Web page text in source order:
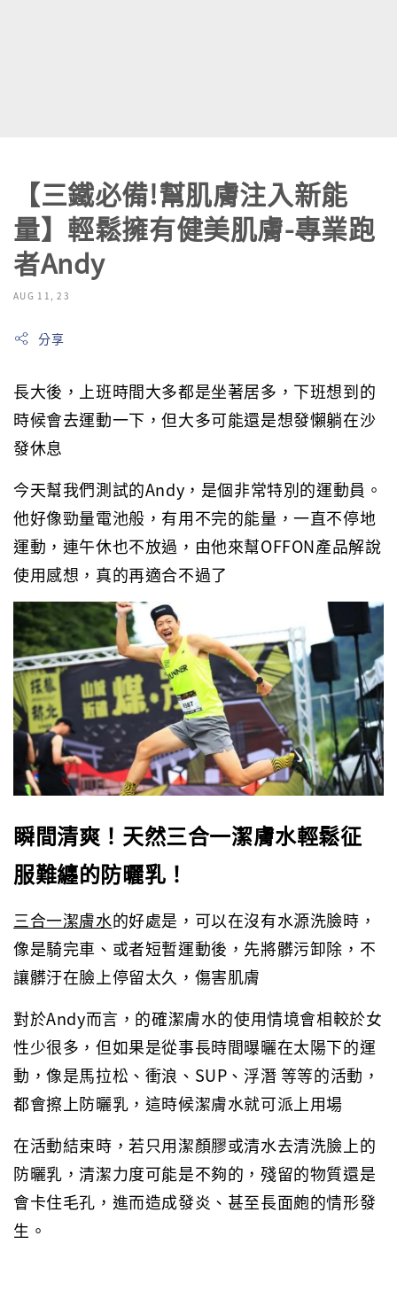
【三鐵必備!幫肌膚注入新能
量】輕鬆擁有健美肌膚-專業跑
者Andy
AUG 11, 23
分享
長大後，上班時間大多都是坐著居多，下班想到的
時候會去運動一下，但大多可能還是想發懶躺在沙
發休息
今天幫我們測試的Andy，是個非常特別的運動員。
他好像勁量電池般，有用不完的能量，一直不停地
運動，連午休也不放過，由他來幫OFFON產品解說
使用感想，真的再適合不過了
瞬間清爽！天然三合一潔膚水輕鬆征
服難纏的防曬乳！
三合一潔膚水的好處是，可以在沒有水源洗臉時，
像是騎完車、或者短暫運動後，先將髒污卸除，不
讓髒汙在臉上停留太久，傷害肌膚
對於Andy而言，的確潔膚水的使用情境會相較於女
性少很多，但如果是從事長時間曝曬在太陽下的運
動，像是馬拉松、衝浪、SUP、浮潛 等等的活動，
都會擦上防曬乳，這時候潔膚水就可派上用場
在活動結束時，若只用潔顏膠或清水去清洗臉上的
防曬乳，清潔力度可能是不夠的，殘留的物質還是
會卡住毛孔，進而造成發炎、甚至長面皰的情形發
生。